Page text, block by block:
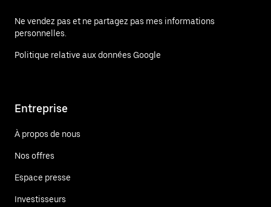
Ne vendez pas et ne partagez pas mes informations
personnelles.
Politique relative aux données Google
Entreprise
À propos de nous
Nos offres
Espace presse
Investisseurs